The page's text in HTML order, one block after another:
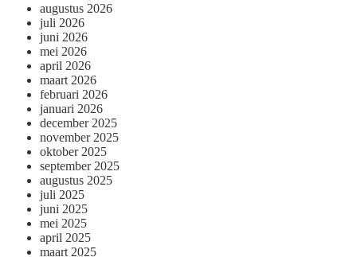
augustus 2026
juli 2026
juni 2026
mei 2026
april 2026
maart 2026
februari 2026
januari 2026
december 2025
november 2025
oktober 2025
september 2025
augustus 2025
juli 2025
juni 2025
mei 2025
april 2025
maart 2025